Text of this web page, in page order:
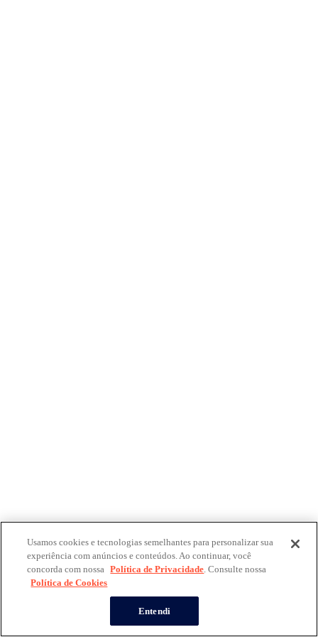
Usamos cookies e tecnologias semelhantes para personalizar sua
experiência com anúncios e conteúdos. Ao continuar, você
concorda com nossa Política de Privacidade. Consulte nossa
Política de Cookies
Entendi